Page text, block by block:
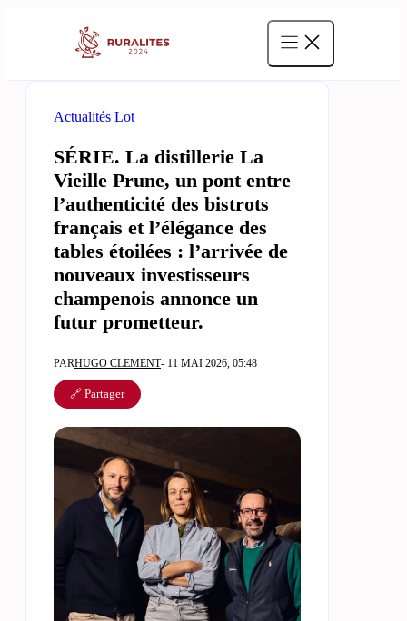
Actualités Lot
SÉRIE. La distillerie La
Vieille Prune, un pont entre
l’authenticité des bistrots
français et l’élégance des
tables étoilées : l’arrivée de
nouveaux investisseurs
champenois annonce un
futur prometteur.
PARHUGO CLEMENT- 11 MAI 2026, 05:48
🔗 Partager